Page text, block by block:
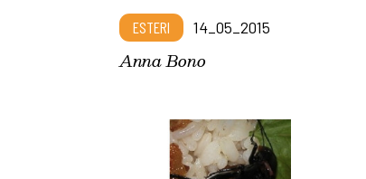
ESTERI 14_05_2015
Anna Bono